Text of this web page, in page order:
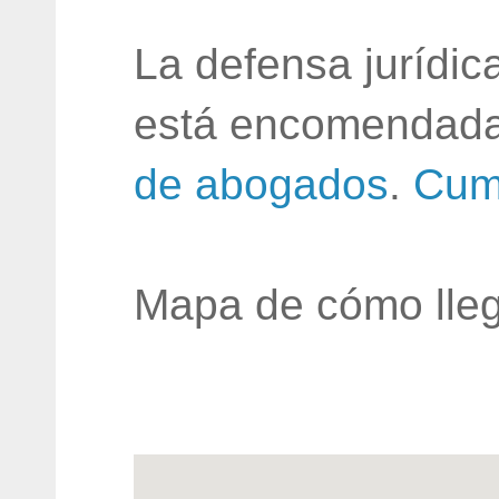
La defensa
está
de abogados.
Mapa de cómo